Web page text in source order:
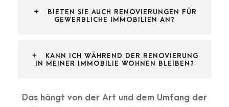
BIETEN SIE AUCH RENOVIERUNGEN FÜR
GEWERBLICHE IMMOBILIEN AN?
KANN ICH WÄHREND DER RENOVIERUNG
IN MEINER IMMOBILIE WOHNEN BLEIBEN?
Das hängt von der Art und dem Umfang der